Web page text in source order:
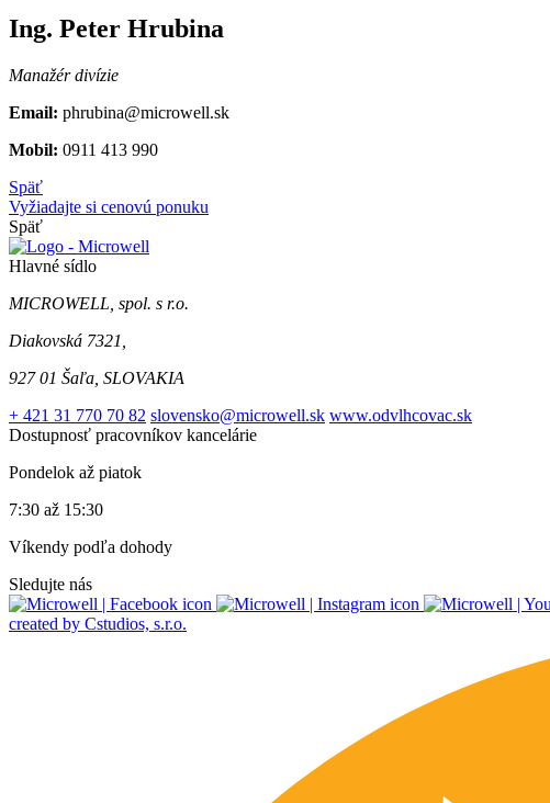
Ing. Peter Hrubina
Manažér divízie
Email: phrubina@microwell.sk
Mobil: 0911 413 990
Späť
Vyžiadajte si cenovú ponuku
Späť
Hlavné sídlo
MICROWELL, spol. s r.o.
Diakovská 7321,
927 01 Šaľa, SLOVAKIA
+ 421 31 770 70 82 slovensko@microwell.sk www.odvlhcovac.sk
Dostupnosť pracovníkov kancelárie
Pondelok až piatok
7:30 až 15:30
Víkendy podľa dohody
Sledujte nás
created by Cstudios, s.r.o.